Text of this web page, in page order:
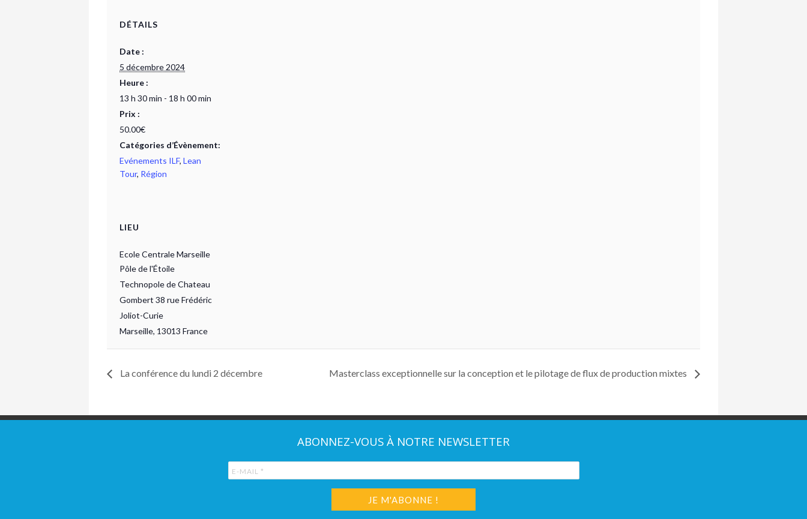
DÉTAILS
Date :
5 décembre 2024
Heure :
13 h 30 min - 18 h 00 min
Prix :
50.00€
Catégories d’Évènement:
Evénements ILF, Lean
Tour, Région
LIEU
Ecole Centrale Marseille
Pôle de l'Étoile
Technopole de Chateau
Gombert 38 rue Frédéric
Joliot-Curie
Marseille, 13013 France
La conférence du lundi 2 décembre Masterclass exceptionnelle sur la conception et le pilotage de flux de production mixtes
ABONNEZ-VOUS À NOTRE NEWSLETTER